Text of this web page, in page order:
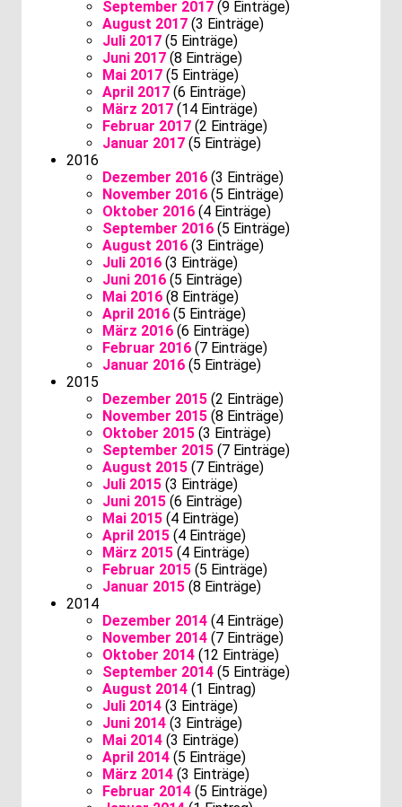
September 2017 (9 Einträge)
August 2017 (3 Einträge)
Juli 2017 (5 Einträge)
Juni 2017 (8 Einträge)
Mai 2017 (5 Einträge)
April 2017 (6 Einträge)
März 2017 (14 Einträge)
Februar 2017 (2 Einträge)
Januar 2017 (5 Einträge)
2016
Dezember 2016 (3 Einträge)
November 2016 (5 Einträge)
Oktober 2016 (4 Einträge)
September 2016 (5 Einträge)
August 2016 (3 Einträge)
Juli 2016 (3 Einträge)
Juni 2016 (5 Einträge)
Mai 2016 (8 Einträge)
April 2016 (5 Einträge)
März 2016 (6 Einträge)
Februar 2016 (7 Einträge)
Januar 2016 (5 Einträge)
2015
Dezember 2015 (2 Einträge)
November 2015 (8 Einträge)
Oktober 2015 (3 Einträge)
September 2015 (7 Einträge)
August 2015 (7 Einträge)
Juli 2015 (3 Einträge)
Juni 2015 (6 Einträge)
Mai 2015 (4 Einträge)
April 2015 (4 Einträge)
März 2015 (4 Einträge)
Februar 2015 (5 Einträge)
Januar 2015 (8 Einträge)
2014
Dezember 2014 (4 Einträge)
November 2014 (7 Einträge)
Oktober 2014 (12 Einträge)
September 2014 (5 Einträge)
August 2014 (1 Eintrag)
Juli 2014 (3 Einträge)
Juni 2014 (3 Einträge)
Mai 2014 (3 Einträge)
April 2014 (5 Einträge)
März 2014 (3 Einträge)
Februar 2014 (5 Einträge)